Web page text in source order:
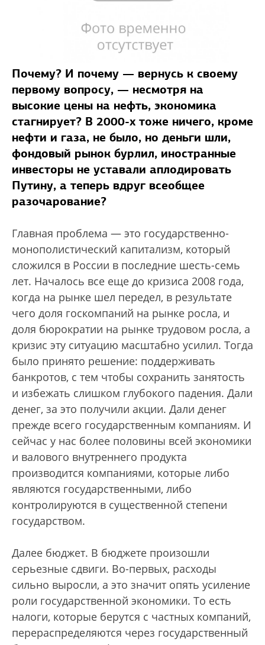
Почему? И почему — вернусь к своему
первому вопросу, — несмотря на
высокие цены на нефть, экономика
стагнирует? В 2000-х тоже ничего, кроме
нефти и газа, не было, но деньги шли,
фондовый рынок бурлил, иностранные
инвесторы не уставали аплодировать
Путину, а теперь вдруг всеобщее
разочарование?
Главная проблема — это государственно-
монополистический капитализм, который
сложился в России в последние шесть-семь
лет. Началось все еще до кризиса 2008 года,
когда на рынке шел передел, в результате
чего доля госкомпаний на рынке росла, и
доля бюрократии на рынке трудовом росла, а
кризис эту ситуацию масштабно усилил. Тогда
было принято решение: поддерживать
банкротов, с тем чтобы сохранить занятость
и избежать слишком глубокого падения. Дали
денег, за это получили акции. Дали денег
прежде всего государственным компаниям. И
сейчас у нас более половины всей экономики
и валового внутреннего продукта
производится компаниями, которые либо
являются государственными, либо
контролируются в существенной степени
государством.
Далее бюджет. В бюджете произошли
серьезные сдвиги. Во-первых, расходы
сильно выросли, а это значит опять усиление
роли государственной экономики. То есть
налоги, которые берутся с частных компаний,
перераспределяются через государственный